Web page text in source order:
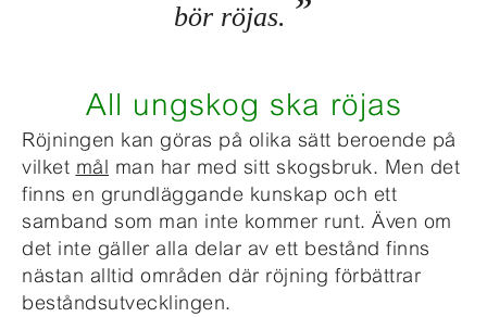
bör röjas.
All ungskog ska röjas
Röjningen kan göras på olika sätt beroende på
vilket mål man har med sitt skogsbruk. Men det
finns en grundläggande kunskap och ett
samband som man inte kommer runt. Även om
det inte gäller alla delar av ett bestånd finns
nästan alltid områden där röjning förbättrar
beståndsutvecklingen.